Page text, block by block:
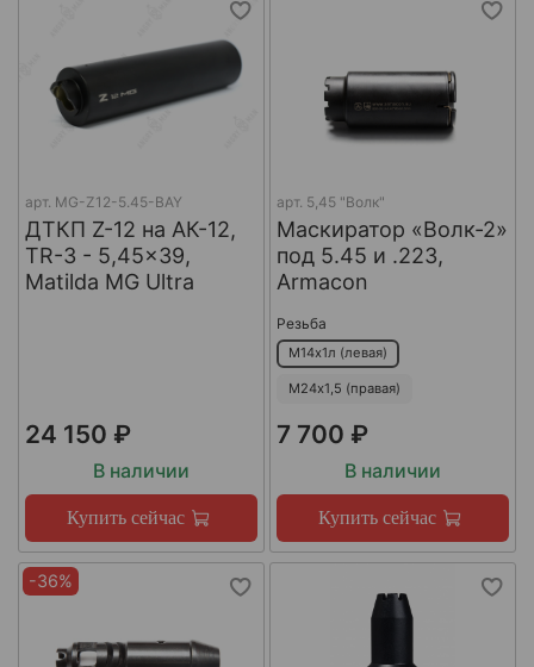
арт. MG-Z12-5.45-BAY
ДТКП Z-12 на АК-12,
TR-3 - 5,45x39,
Matilda MG Ultra
24 150 ₽
В наличии
Купить сейчас
арт. 5,45 "Волк"
Маскиратор «Волк-2»
под 5.45 и .223,
Armacon
Резьба
М14х1л (левая)
М24х1,5 (правая)
7 700 ₽
В наличии
Купить сейчас
-36%